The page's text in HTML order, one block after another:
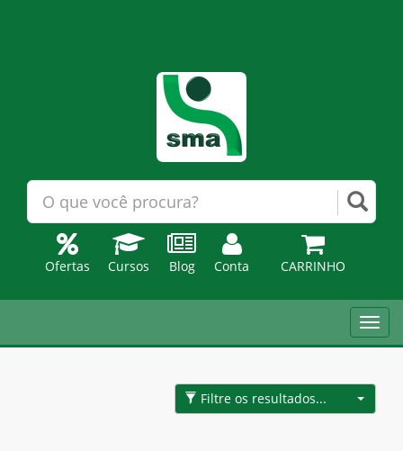
Ofertas Cursos Blog Conta CARRINHO
Filtre os resultados...